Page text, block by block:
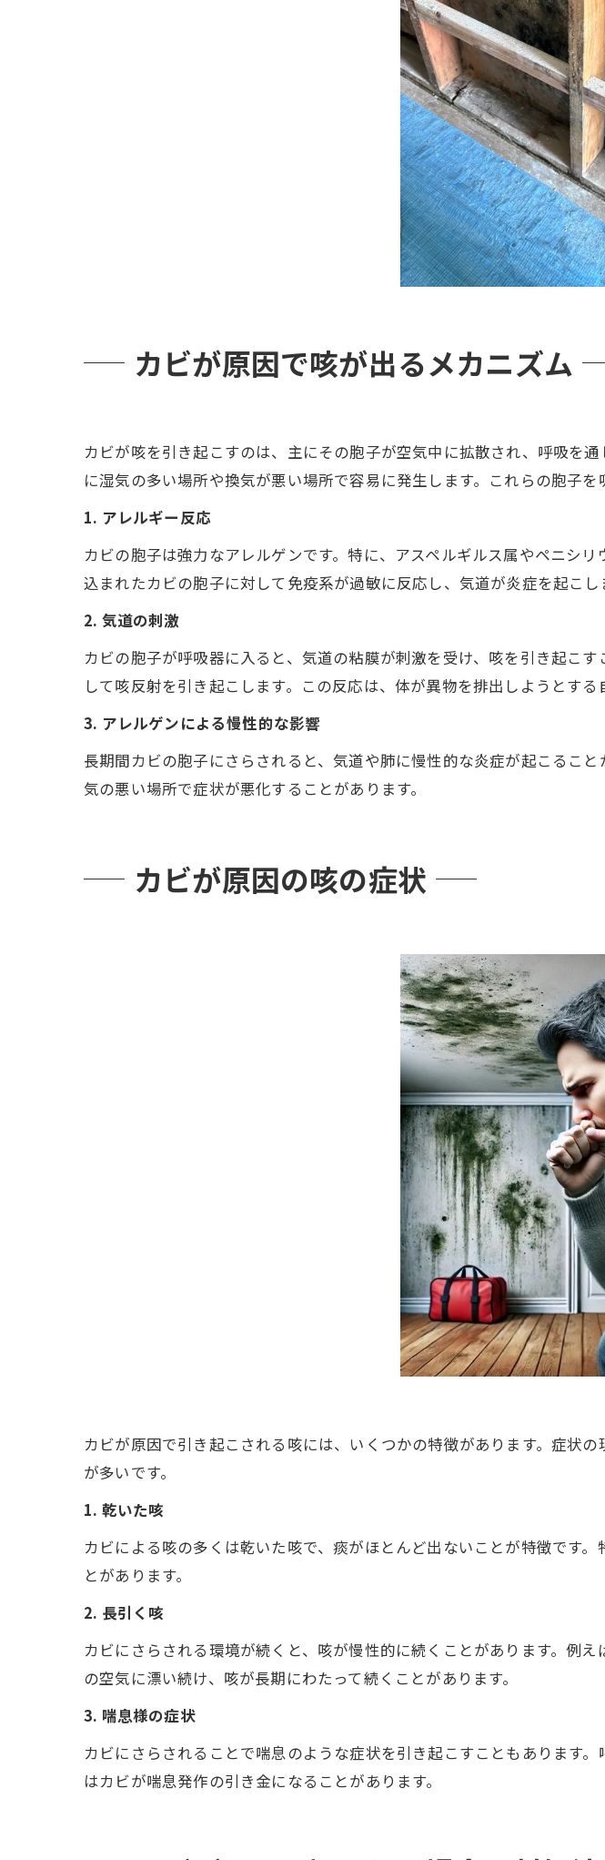
カビが原因で咳が出るメカニズム
カビが咳を引き起こすのは、主にその胞子が空気中に拡散され、呼吸を
に湿気の多い場所や換気が悪い場所で容易に発生します。これらの胞子
1. アレルギー反応
カビの胞子は強力なアレルゲンです。特に、アスペルギルス属やペニシ
込まれたカビの胞子に対して免疫系が過敏に反応し、気道が炎症を起こし
2. 気道の刺激
カビの胞子が呼吸器に入ると、気道の粘膜が刺激を受け、咳を引き起こ
して咳反射を引き起こします。この反応は、体が異物を排出しようとする
3. アレルゲンによる慢性的な影響
長期間カビの胞子にさらされると、気道や肺に慢性的な炎症が起こるこ
気の悪い場所で症状が悪化することがあります。
カビが原因の咳の症状
カビが原因で引き起こされる咳には、いくつかの特徴があります。症状
が多いです。
1. 乾いた咳
カビによる咳の多くは乾いた咳で、痰がほとんど出ないことが特徴です
とがあります。
2. 長引く咳
カビにさらされる環境が続くと、咳が慢性的に続くことがあります。例
の空気に漂い続け、咳が長期にわたって続くことがあります。
3. 喘息様の症状
カビにさらされることで喘息のような症状を引き起こすこともあります
はカビが喘息発作の引き金になることがあります。